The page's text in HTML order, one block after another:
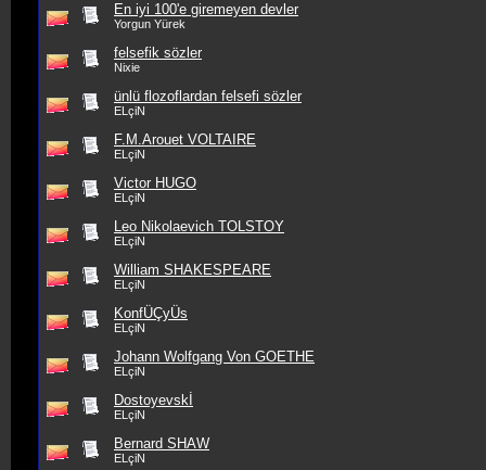
En iyi 100'e giremeyen devler
Yorgun Yürek
felsefik sözler
Nixie
ünlü flozoflardan felsefi sözler
ELçiN
F.M.Arouet VOLTAIRE
ELçiN
Victor HUGO
ELçiN
Leo Nikolaevich TOLSTOY
ELçiN
William SHAKESPEARE
ELçiN
KonfÜÇyÜs
ELçiN
Johann Wolfgang Von GOETHE
ELçiN
Dostoyevskİ
ELçiN
Bernard SHAW
ELçiN